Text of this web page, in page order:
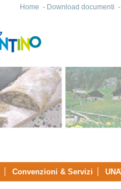
Home - Download documenti
Convenzioni & Servizi